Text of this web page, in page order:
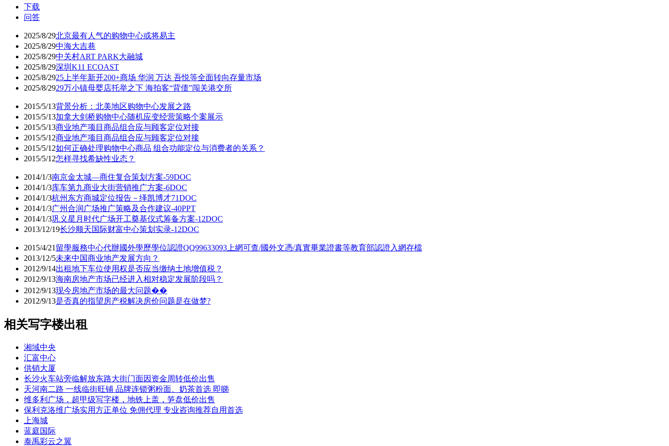
下载
问答
2025/8/29北京最有人气的购物中心或将易主
2025/8/29中海大吉巷
2025/8/29中关村ART PARK大融城
2025/8/29深圳K11 ECOAST
2025/8/2925上半年新开200+商场 华润 万达 吾悦等全面转向存量市场
2025/8/2929万小镇母婴店托举之下 海拍客“背债”闯关港交所
2015/5/13背景分析：北美地区购物中心发展之路
2015/5/13加拿大剑桥购物中心随机应变经营策略个案展示
2015/5/13商业地产项目商品组合应与顾客定位对接
2015/5/12商业地产项目商品组合应与顾客定位对接
2015/5/12如何正确处理购物中心商品 组合功能定位与消费者的关系？
2015/5/12怎样寻找希缺性业态？
2014/1/3南京金太城—商住复合策划方案-59DOC
2014/1/3库车第九商业大街营销推广方案-6DOC
2014/1/3杭州东方商城定位报告－绎凯博才71DOC
2014/1/3广州合润广场推广策略及合作建议-40PPT
2014/1/3巩义星月时代广场开工奠基仪式筹备方案-12DOC
2013/12/19长沙顺天国际财富中心策划实录-12DOC
2015/4/21 留學服務中心代辦國外學歷學位認證QQ99633093上網可查/國外文憑/真實畢業證書等教育部認證入網存檔
2013/12/5未来中国商业地产发展方向？
2012/9/14出租地下车位使用权是否应当缴纳土地增值税？
2012/9/13海南房地产市场已经进入相对稳定发展阶段吗？
2012/9/13现今房地产市场的最大问题��
2012/9/13是否真的指望房产税解决房价问题是在做梦?
相关写字楼出租
湘域中央
汇富中心
供销大厦
长沙火车站旁临解放东路大街门面因资金周转低价出售
天河南二路 一线临街旺铺 品牌连锁粥粉面、奶茶首选 即睇
维多利广场，超甲级写字楼，地铁上盖，笋盘低价出售
保利克洛维广场实用方正单位 免佣代理 专业咨询推荐自用首选
上海城
蓝庭国际
泰禹彩云之翼